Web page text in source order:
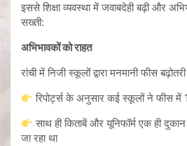
इससे शिक्षा व्यवस्था में जवाबदेही बढ़ी और
सख्ती:
अभिभावकों को राहत
रांची में निजी स्कूलों द्वारा मनमानी फीस
रिपोर्ट्स के अनुसार कई स्कूलों ने फीस में
साथ ही किताबें और यूनिफॉर्म एक ही
जा रहा था